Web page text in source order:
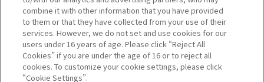
ウェブサイトご利用条件
ソーシャルメディアポリシー
個人情報保護方針
お問い合わせ
©BANDAI
combine it with other information that you have provided
to them or that they have collected from your use of their
services. However, we do not set and use cookies for our
users under 16 years of age. Please click “Reject All
Cookies” if you are under the age of 16 or to reject all
cookies. To customize your cookie settings, please click
“Cookie Settings”.